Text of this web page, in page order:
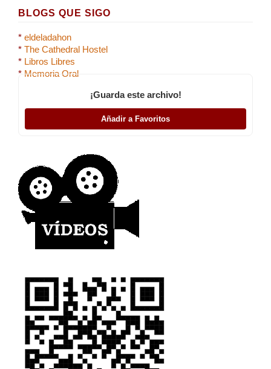
BLOGS QUE SIGO
* eldeladahon
* The Cathedral Hostel
* Libros Libres
* Memoria Oral
¡Guarda este archivo!
Añadir a Favoritos